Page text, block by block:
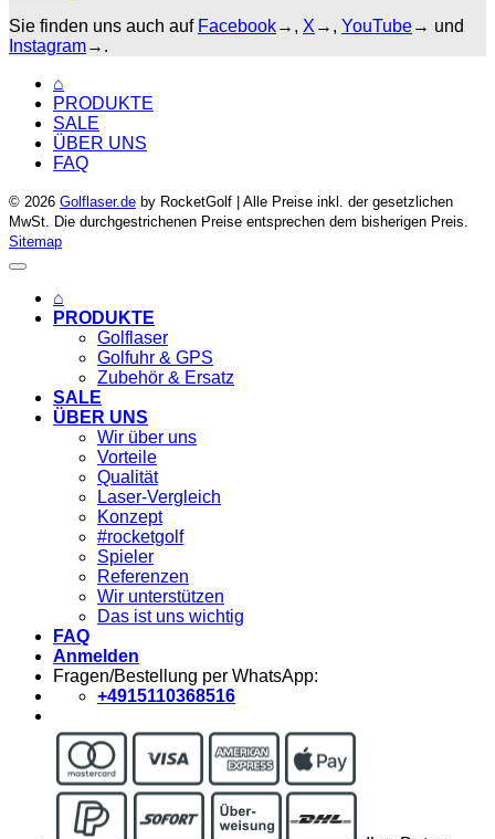
Sie finden uns auch auf Facebook→, X →, YouTube→ und
Instagram→.
⌂
PRODUKTE
SALE
ÜBER UNS
FAQ
© 2026 Golflaser.de by RocketGolf | Alle Preise inkl. der gesetzlichen
MwSt. Die durchgestrichenen Preise entsprechen dem bisherigen Preis.
Sitemap
⌂
PRODUKTE
Golflaser
Golfuhr & GPS
Zubehör & Ersatz
SALE
ÜBER UNS
Wir über uns
Vorteile
Qualität
Laser-Vergleich
Konzept
#rocketgolf
Spieler
Referenzen
Wir unterstützen
Das ist uns wichtig
FAQ
Anmelden
Fragen/Bestellung per WhatsApp:
+4915110368516